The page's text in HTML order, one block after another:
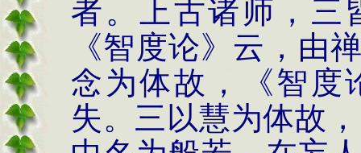
者。上古诸师，三
《智度论》云，由
念为体故，《智度
失。三以慧为体故